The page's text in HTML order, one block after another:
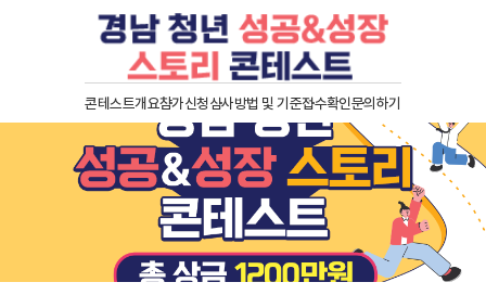
콘테스트개요참가신청심사방법 및 기준접수확인문의하기